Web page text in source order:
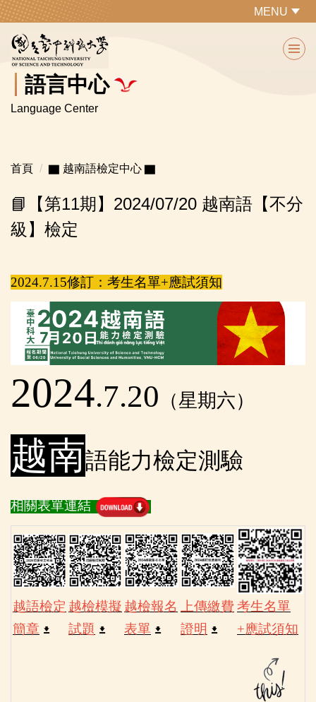
跳
主
要
容
區
語言中心
Language Center
MENU
首頁 ▇ 越南語檢定中心 ▇
📘【第11期】2024/07/20 越南語【不分
級】檢定
2024.7.15修訂：考生名單+應試須知
2024.7.20 （星期六）
越南語能力檢定測驗
相關表單連結
越語檢定
簡章
越檢模擬
試題
越檢報名
表單
上傳繳費
證明
考生名單
+應試須知